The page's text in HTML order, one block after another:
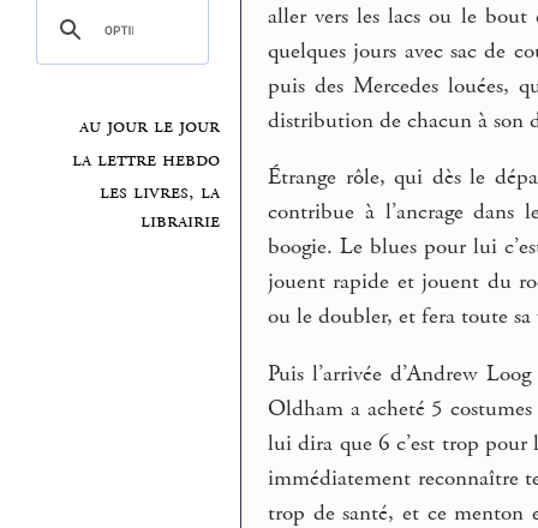
au jour le jour
la lettre hebdo
les livres, la
librairie
aller vers les lacs ou le bout
quelques jours avec sac de
puis des Mercedes louées,
distribution de chacun à son
Étrange rôle, qui dès le
contribue à l’ancrage dans
boogie. Le blues pour lui
jouent rapide et jouent du
ou le doubler, et fera toute sa
Puis l’arrivée d’Andrew
Oldham a acheté 5
lui dira que 6 c’est trop pour
immédiatement reconnaître
trop de santé, et ce menton